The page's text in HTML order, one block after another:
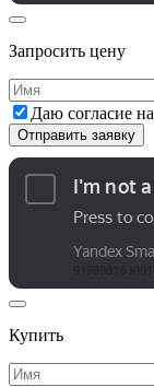
Запросить цену
Даю согласие на
Купить